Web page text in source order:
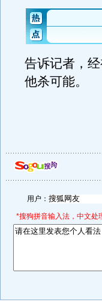
告诉记者，
他杀可能。
用户：
*搜狗拼音输入法，中文处